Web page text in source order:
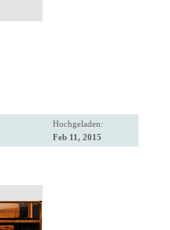
Hochgeladen:
Feb 11, 2015